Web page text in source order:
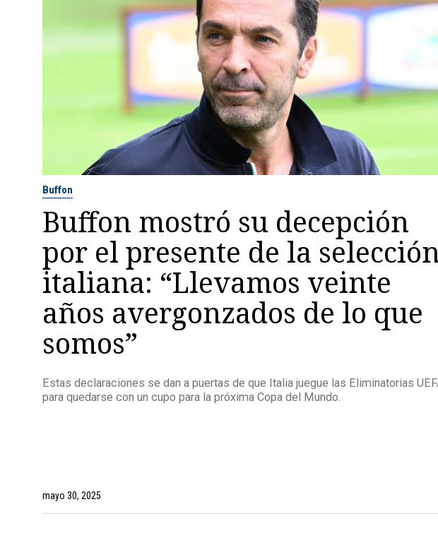
Buffon
Buffon mostró su decepción
por el presente de la
italiana: “Llevamos veinte
años avergonzados de lo que
somos”
Estas declaraciones se dan a puertas de que Italia juegue las Eliminatorias
para quedarse con un cupo para la próxima Copa del Mundo.
mayo 30, 2025